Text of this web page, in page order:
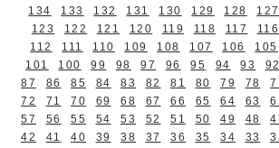
134
133 132 131 130 129 128 127
123
122 121 120 119 118 117 116
112
111 110 109 108 107 106 105
101
100 99 98 97 96 95 94 93 92
87
86 85 84 83 82 81 80 79 78
72
71 70 69 68 67 66 65 64 63
57
56 55 54 53 52 51 50 49 48
42
41 40 39 38 37 36 35 34 33